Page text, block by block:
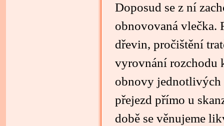
Doposud se z ní
obnovovaná vlečka.
dřevin, pročištění
vyrovnání rozchodu
obnovy jednotlivých
přejezd přímo u
době se věnujeme